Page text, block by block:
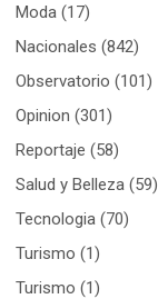
Moda (17)
Nacionales (842)
Observatorio (101)
Opinion (301)
Reportaje (58)
Salud y Belleza (59)
Tecnologia (70)
Turismo (1)
Turismo (1)